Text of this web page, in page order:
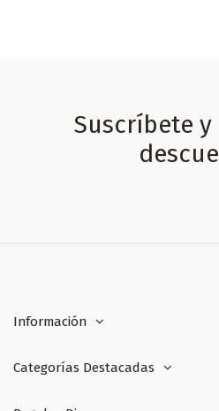
Suscríbete
Información
Categorías Destacadas